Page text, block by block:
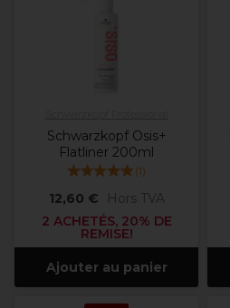
Schwarzkopf Osis+
Flatliner 200ml
(1)
12,60 €
Hors TVA
2 ACHETÉS, 20% DE
REMISE!
Ajouter au panier